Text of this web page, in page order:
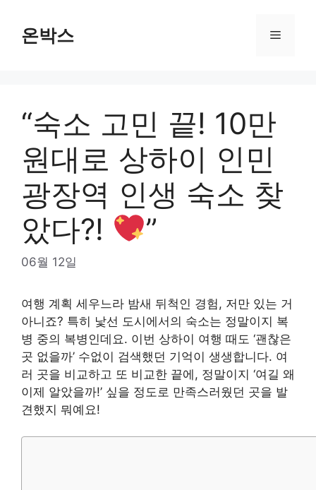
content온박스 Menu
“숙소 고민 끝! 10만
원대로 상하이 인민
광장역 인생 숙소 찾
았다?!
”
06월 12일
여행 계획 세우느라 밤새 뒤척인 경험, 저만 있는 거
아니죠? 특히 낯선 도시에서의 숙소는 정말이지 복
병 중의 복병인데요. 이번 상하이 여행 때도 ‘괜찮은
곳 없을까’ 수없이 검색했던 기억이 생생합니다. 여
러 곳을 비교하고 또 비교한 끝에, 정말이지 ‘여길 왜
이제 알았을까!’ 싶을 정도로 만족스러웠던 곳을 발
견했지 뭐예요!